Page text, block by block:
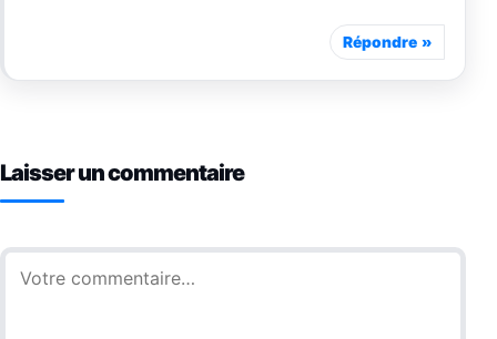
Répondre
Laisser un commentaire
Commentaire